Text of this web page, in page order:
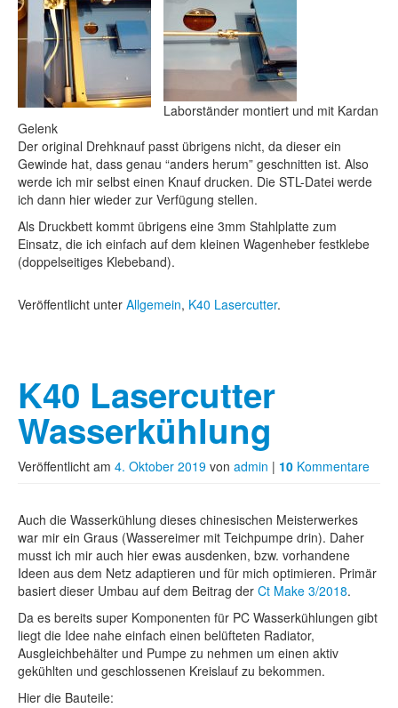
Laborständer montiert und mit Kardan
Gelenk
Der original Drehknauf passt übrigens nicht, da dieser ein
Gewinde hat, dass genau “anders herum” geschnitten ist. Also
werde ich mir selbst einen Knauf drucken. Die STL-Datei werde
ich dann hier wieder zur Verfügung stellen.
Als Druckbett kommt übrigens eine 3mm Stahlplatte zum
Einsatz, die ich einfach auf dem kleinen Wagenheber festklebe
(doppelseitiges Klebeband).
Veröffentlicht unter Allgemein, K40 Lasercutter.
K40 Lasercutter
Wasserkühlung
Veröffentlicht am 4. Oktober 2019 von admin | 10 Kommentare
Auch die Wasserkühlung dieses chinesischen Meisterwerkes
war mir ein Graus (Wassereimer mit Teichpumpe drin). Daher
musst ich mir auch hier ewas ausdenken, bzw. vorhandene
Ideen aus dem Netz adaptieren und für mich optimieren. Primär
basiert dieser Umbau auf dem Beitrag der Ct Make 3/2018.
Da es bereits super Komponenten für PC Wasserkühlungen gibt
liegt die Idee nahe einfach einen belüfteten Radiator,
Ausgleichbehälter und Pumpe zu nehmen um einen aktiv
gekühlten und geschlossenen Kreislauf zu bekommen.
Hier die Bauteile: